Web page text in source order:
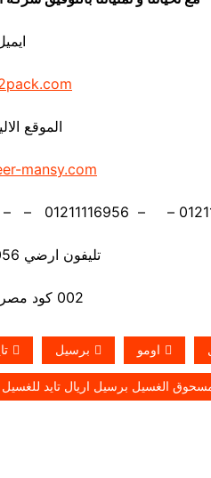
الموقع
mansy.com
تليفون ارضي 0225880056
002 كود مصر قبل الرقم
اومو برسيل
مسحوق الغسيل برسيل اريال تايد للغسيل